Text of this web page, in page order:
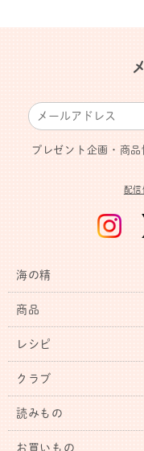
プレゼント企画・商
配信
海の精
商品
レシピ
クラブ
読みもの
お買いもの